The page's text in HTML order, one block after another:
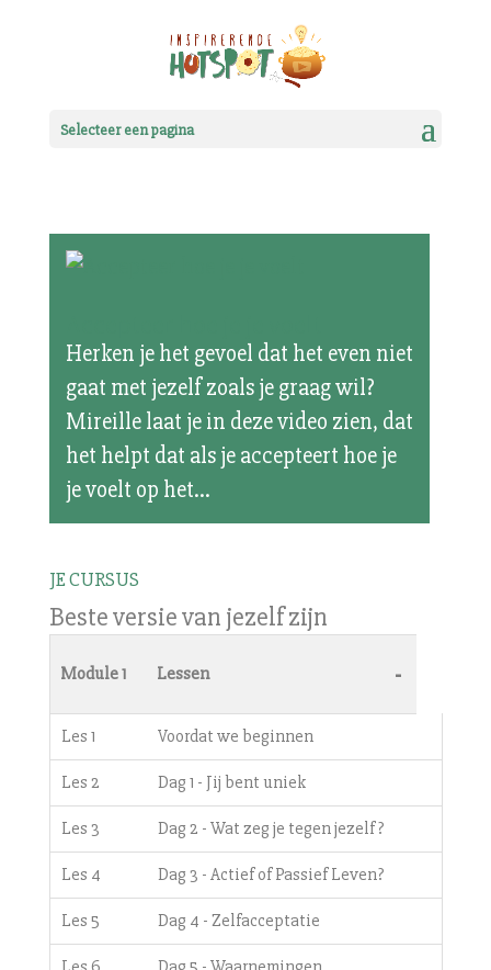
Selecteer een pagina
Herken je het gevoel dat het even niet
gaat met jezelf zoals je graag wil?
Mireille laat je in deze video zien, dat
het helpt dat als je accepteert hoe je
je voelt op het...
JE CURSUS
Beste versie van jezelf zijn
Module 1 Lessen -
Les 1 Voordat we beginnen
Les 2 Dag 1 - Jij bent uniek
Les 3 Dag 2 - Wat zeg je tegen jezelf?
Les 4 Dag 3 - Actief of Passief Leven?
Les 5 Dag 4 - Zelfacceptatie